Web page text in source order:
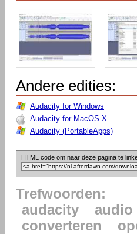
Andere edities:
Audacity for Windows
Audacity for MacOS X
Audacity (PortableApps)
HTML code om naar deze pagina te
Trefwoorden:
audacity
audio
converteren